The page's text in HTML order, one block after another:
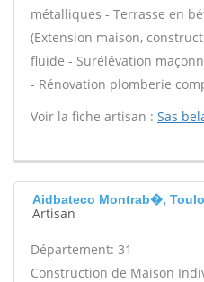
métalliques - Terrasse en
(Extension maison,
fluide - Surélévation
- Rénovation plomberie
Voir la fiche artisan : Sas
Aidbateco Montrab�,
Artisan
Département: 31
Construction de Maison